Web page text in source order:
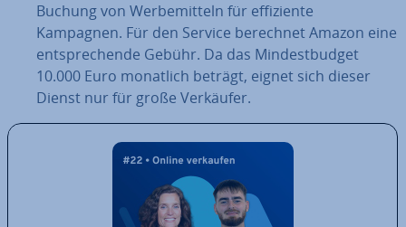
Buchung von Wer­be­mit­teln für ef­fi­zi­en­te
Kampagnen. Für den Service berechnet Amazon eine
ent­spre­chen­de Gebühr. Da das Min­dest­bud­get
10.000 Euro monatlich beträgt, eignet sich dieser
Dienst nur für große Verkäufer.